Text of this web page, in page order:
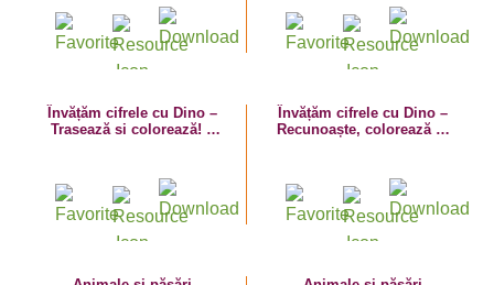
Învățăm cifrele cu Dino –
Trasează si colorează! –
Învățăm cifrele cu Dino –
Recunoaște, colorează și